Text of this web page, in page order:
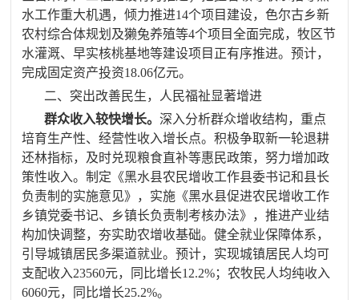
水工作重大机遇，倾力推进14个项目建设，色尔古乡新
农村综合体规划及獭兔养殖等4个项目全面完成，牧区节
水灌溉、早实核桃基地等建设项目正有序推进。预计，
完成固定资产投资18.06亿元。
二、突出改善民生，人民福祉显著增进
群众收入较快增长。深入分析群众增收结构，重点
培育生产性、经营性收入增长点。积极争取新一轮退耕
还林指标，及时兑现粮食直补等惠民政策，努力增加政
策性收入。制定《黑水县农民增收工作县委书记和县长
负责制的实施意见》，实施《黑水县促进农民增收工作
乡镇党委书记、乡镇长负责制考核办法》，推进产业结
构加快调整，夯实助农增收基础。健全就业保障体系，
引导城镇居民多渠道就业。预计，实现城镇居民人均可
支配收入23560元，同比增长12.2%；农牧民人均纯收入
6060元，同比增长25.2%。